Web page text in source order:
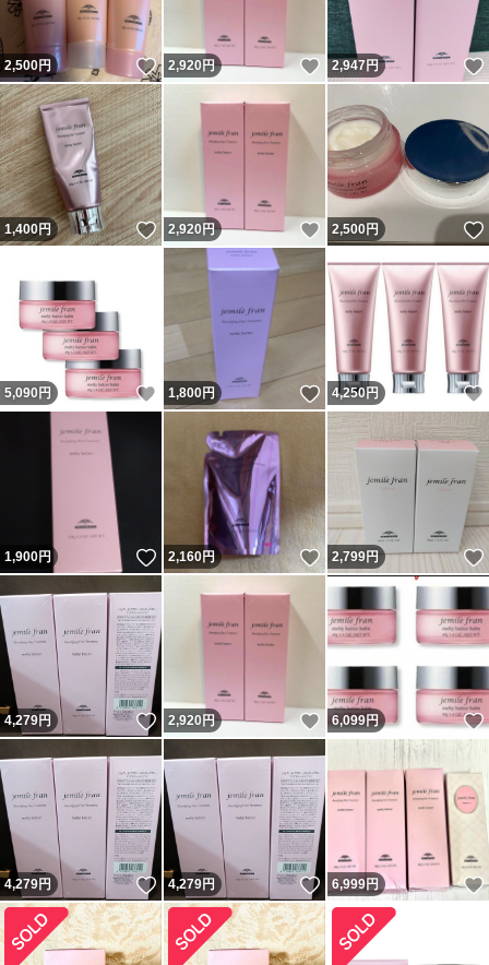
2,500円 いいね！
2,920円 いいね！
2,947円
1,400円 いいね！
2,920円 いいね！
2,500円
5,090 円 いいね！
1,800円 いいね！
4,250円
1,900円 いいね！
2,160円 いいね！
2,799円
4,279円 いいね！
2,920円 いいね！
6,099円
4,279円 いいね！
4,279円 いいね！
6,999円